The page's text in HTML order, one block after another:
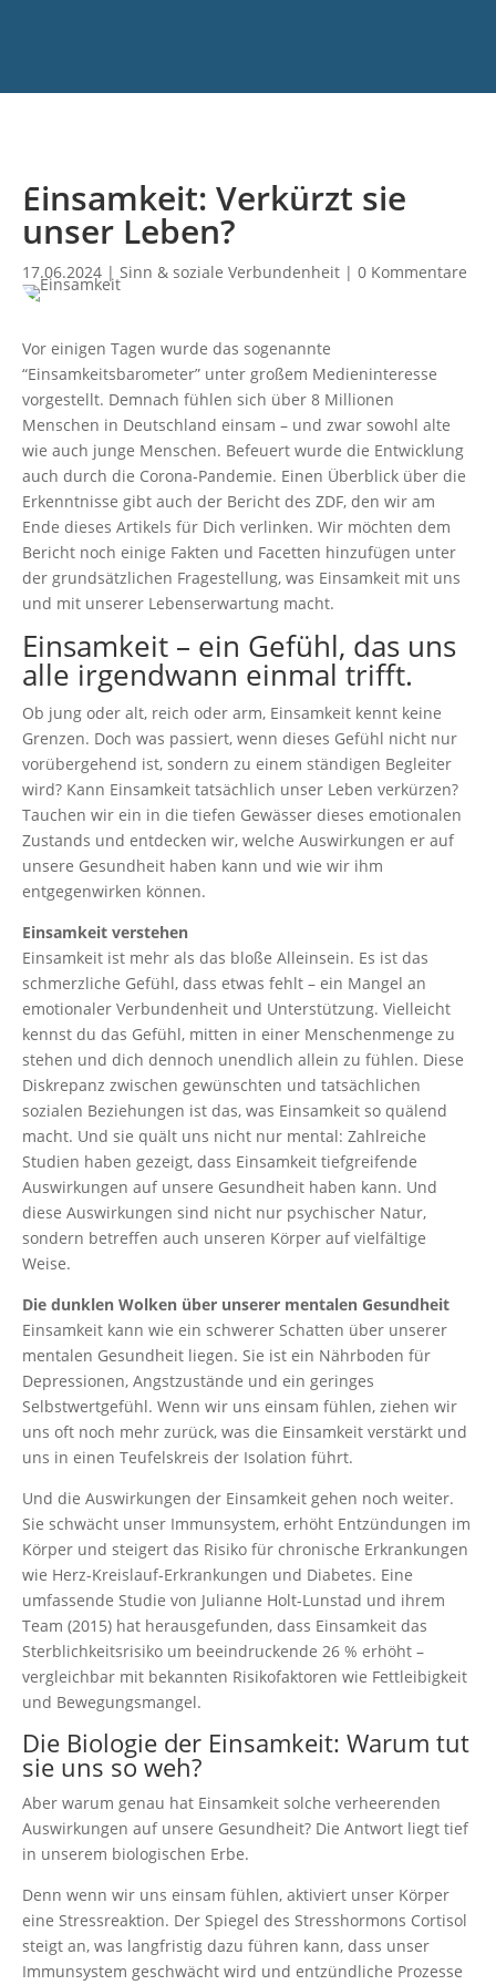
Einsamkeit: Verkürzt sie
unser Leben?
17.06.2024 | Sinn & soziale Verbundenheit | 0 Kommentare
Vor einigen Tagen wurde das sogenannte
“Einsamkeitsbarometer” unter großem Medieninteresse
vorgestellt. Demnach fühlen sich über 8 Millionen
Menschen in Deutschland einsam – und zwar sowohl alte
wie auch junge Menschen. Befeuert wurde die Entwicklung
auch durch die Corona-Pandemie. Einen Überblick über die
Erkenntnisse gibt auch der Bericht des ZDF, den wir am
Ende dieses Artikels für Dich verlinken. Wir möchten dem
Bericht noch einige Fakten und Facetten hinzufügen unter
der grundsätzlichen Fragestellung, was Einsamkeit mit uns
und mit unserer Lebenserwartung macht.
Einsamkeit – ein Gefühl, das uns
alle irgendwann einmal trifft.
Ob jung oder alt, reich oder arm, Einsamkeit kennt keine
Grenzen. Doch was passiert, wenn dieses Gefühl nicht nur
vorübergehend ist, sondern zu einem ständigen Begleiter
wird? Kann Einsamkeit tatsächlich unser Leben verkürzen?
Tauchen wir ein in die tiefen Gewässer dieses emotionalen
Zustands und entdecken wir, welche Auswirkungen er auf
unsere Gesundheit haben kann und wie wir ihm
entgegenwirken können.
Einsamkeit verstehen
Einsamkeit ist mehr als das bloße Alleinsein. Es ist das
schmerzliche Gefühl, dass etwas fehlt – ein Mangel an
emotionaler Verbundenheit und Unterstützung. Vielleicht
kennst du das Gefühl, mitten in einer Menschenmenge zu
stehen und dich dennoch unendlich allein zu fühlen. Diese
Diskrepanz zwischen gewünschten und tatsächlichen
sozialen Beziehungen ist das, was Einsamkeit so quälend
macht. Und sie quält uns nicht nur mental: Zahlreiche
Studien haben gezeigt, dass Einsamkeit tiefgreifende
Auswirkungen auf unsere Gesundheit haben kann. Und
diese Auswirkungen sind nicht nur psychischer Natur,
sondern betreffen auch unseren Körper auf vielfältige
Weise.
Die dunklen Wolken über unserer mentalen Gesundheit
Einsamkeit kann wie ein schwerer Schatten über unserer
mentalen Gesundheit liegen. Sie ist ein Nährboden für
Depressionen, Angstzustände und ein geringes
Selbstwertgefühl. Wenn wir uns einsam fühlen, ziehen wir
uns oft noch mehr zurück, was die Einsamkeit verstärkt und
uns in einen Teufelskreis der Isolation führt.
Und die Auswirkungen der Einsamkeit gehen noch weiter.
Sie schwächt unser Immunsystem, erhöht Entzündungen im
Körper und steigert das Risiko für chronische Erkrankungen
wie Herz-Kreislauf-Erkrankungen und Diabetes. Eine
umfassende Studie von Julianne Holt-Lunstad und ihrem
Team (2015) hat herausgefunden, dass Einsamkeit das
Sterblichkeitsrisiko um beeindruckende 26 % erhöht –
vergleichbar mit bekannten Risikofaktoren wie Fettleibigkeit
und Bewegungsmangel.
Die Biologie der Einsamkeit: Warum tut
sie uns so weh?
Aber warum genau hat Einsamkeit solche verheerenden
Auswirkungen auf unsere Gesundheit? Die Antwort liegt tief
in unserem biologischen Erbe.
Denn wenn wir uns einsam fühlen, aktiviert unser Körper
eine Stressreaktion. Der Spiegel des Stresshormons Cortisol
steigt an, was langfristig dazu führen kann, dass unser
Immunsystem geschwächt wird und entzündliche Prozesse